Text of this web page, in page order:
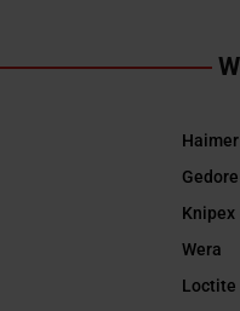
Haimer
Gedore
Knipex
Wera
Loctite